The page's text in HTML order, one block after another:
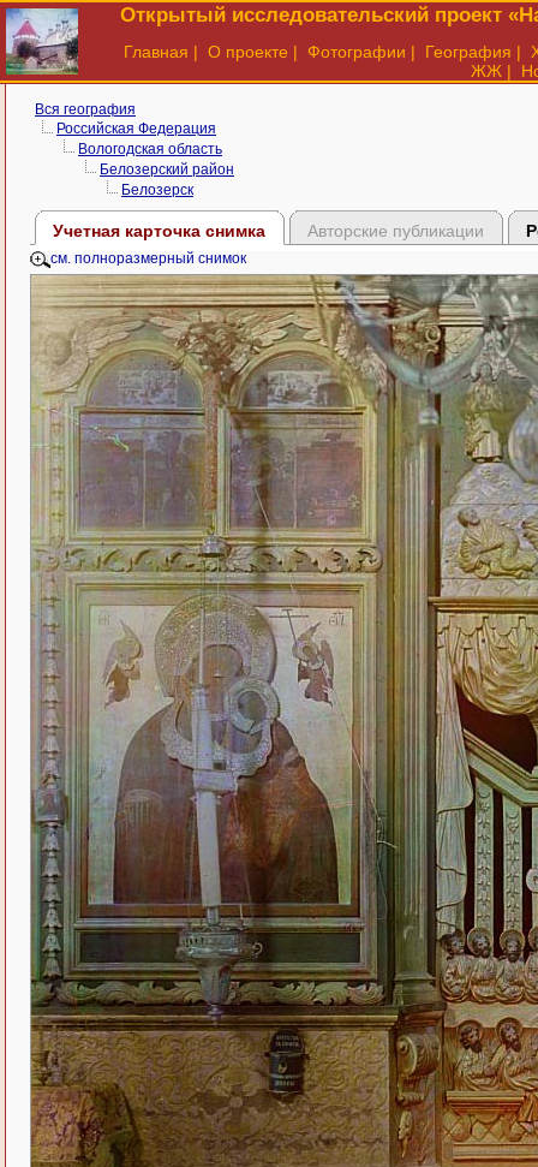
Открытый исследовательский проект
Главная | О проекте | Фотографии | География |
ЖЖ |
Вся география
Российская Федерация
Вологодская область
Белозерский район
Белозерск
Учетная карточка снимка Авторские публикации
см. полноразмерный снимок